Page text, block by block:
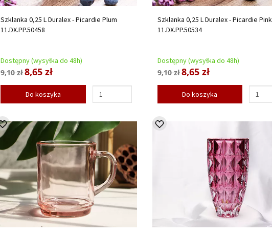
Szklanka 0,25 L Duralex - Picardie Plum
11.DX.PP.50458
Dostępny (wysyłka do 48h)
9,10 zł8,65 zł
Do koszyka
Szklanka 0,25 L Duralex - Picardie Pink
11.DX.PP.50534
Dostępny (wysyłka do 48h)
9,10 zł8,65 zł
Do koszyka